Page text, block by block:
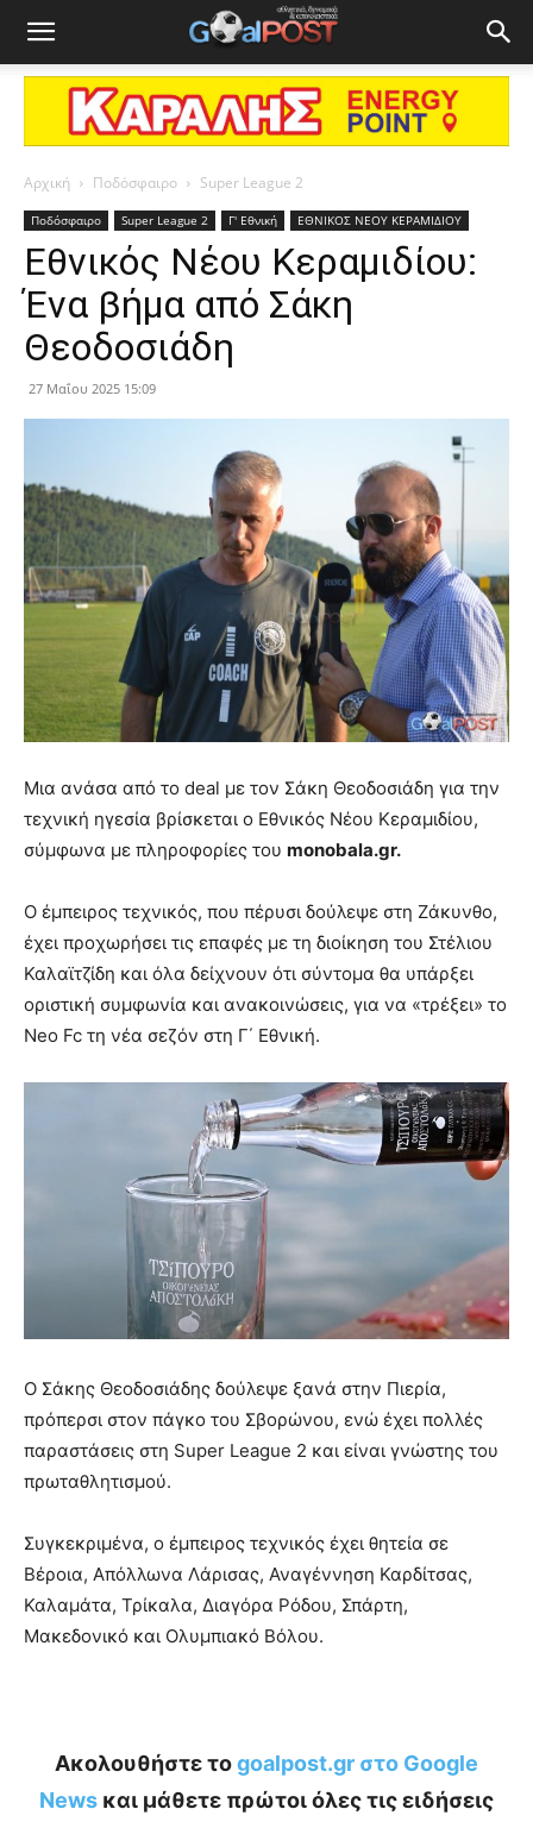
Αρχική Ποδόσφαιρο Super League 2
Ποδόσφαιρο Super League 2 Γ' Εθνική ΕΘΝΙΚΟΣ ΝΕΟΥ ΚΕΡΑΜΙΔΙΟΥ
Εθνικός Νέου Κεραμιδίου:
Ένα βήμα από Σάκη
Θεοδοσιάδη
27 Μαΐου 2025 15:09
Μια ανάσα από το deal με τον Σάκη Θεοδοσιάδη για την
τεχνική ηγεσία βρίσκεται ο Εθνικός Νέου Κεραμιδίου,
σύμφωνα με πληροφορίες του monobala.gr.
Ο έμπειρος τεχνικός, που πέρυσι δούλεψε στη Ζάκυνθο,
έχει προχωρήσει τις επαφές με τη διοίκηση του Στέλιου
Καλαϊτζίδη και όλα δείχνουν ότι σύντομα θα υπάρξει
οριστική συμφωνία και ανακοινώσεις, για να «τρέξει» το
Neo Fc τη νέα σεζόν στη Γ΄ Εθνική.
Ο Σάκης Θεοδοσιάδης δούλεψε ξανά στην Πιερία,
πρόπερσι στον πάγκο του Σβορώνου, ενώ έχει πολλές
παραστάσεις στη Super League 2 και είναι γνώστης του
πρωταθλητισμού.
Συγκεκριμένα, ο έμπειρος τεχνικός έχει θητεία σε
Βέροια, Απόλλωνα Λάρισας, Αναγέννηση Καρδίτσας,
Καλαμάτα, Τρίκαλα, Διαγόρα Ρόδου, Σπάρτη,
Μακεδονικό και Ολυμπιακό Βόλου.
Ακολουθήστε τοgoalpost.gr στο Google
News και μάθετε πρώτοι όλες τις ειδήσεις